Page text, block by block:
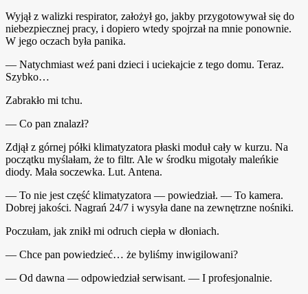
Wyjął z walizki respirator, założył go, jakby przygotowywał się do
niebezpiecznej pracy, i dopiero wtedy spojrzał na mnie ponownie.
W jego oczach była panika.
— Natychmiast weź pani dzieci i uciekajcie z tego domu. Teraz.
Szybko…
Zabrakło mi tchu.
— Co pan znalazł?
Zdjął z górnej półki klimatyzatora płaski moduł cały w kurzu. Na
początku myślałam, że to filtr. Ale w środku migotały maleńkie
diody. Mała soczewka. Lut. Antena.
— To nie jest część klimatyzatora — powiedział. — To kamera.
Dobrej jakości. Nagrań 24/7 i wysyła dane na zewnętrzne nośniki.
Poczułam, jak znikł mi odruch ciepła w dłoniach.
— Chce pan powiedzieć… że byliśmy inwigilowani?
— Od dawna — odpowiedział serwisant. — I profesjonalnie.